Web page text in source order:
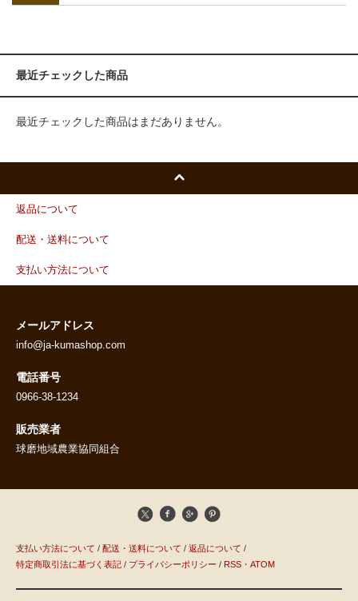
最近チェックした商品
最近チェックした商品はまだありません。
返品について
配送・送料について
支払い方法について
メールアドレス
info@ja-kumashop.com
電話番号
0966-38-1234
販売業者
球磨地域農業協同組合
支払い方法について / 配送・送料について / 返品について /
特定商取引法に基づく表記 / プライバシーポリシー / RSS ・ ATOM